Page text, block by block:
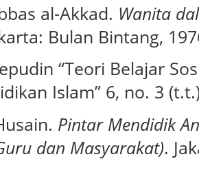
al-Akkad. Wanita
Bulan Bintang,
“Teori Belajar
Islam” 6, no. 3
Pintar Mendidik
dan Masyarakat).